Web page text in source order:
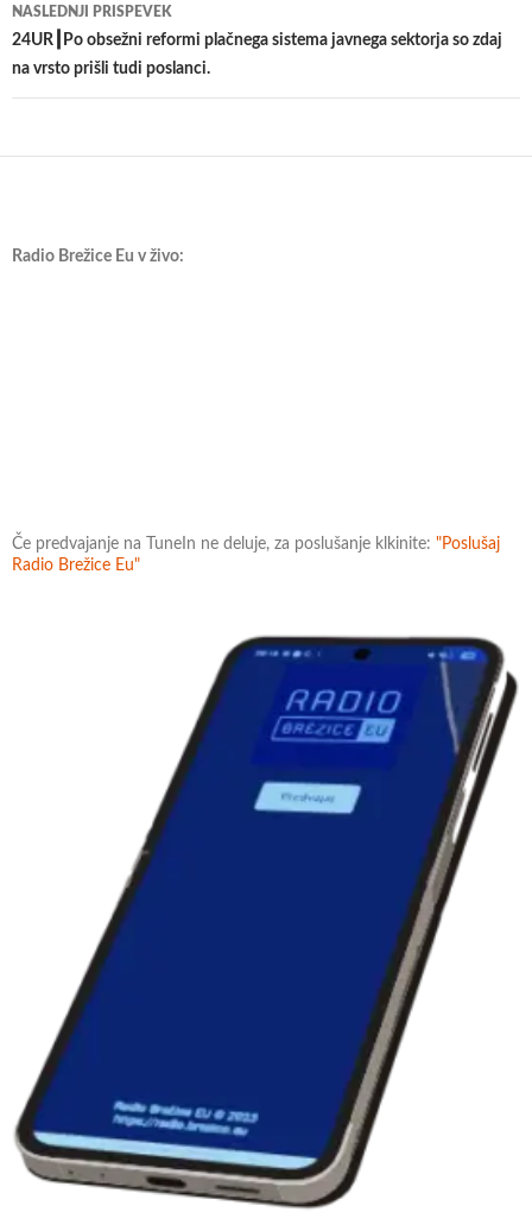
NASLEDNJI PRISPEVEK
24UR┃Po obsežni reformi plačnega sistema javnega sektorja so zdaj
na vrsto prišli tudi poslanci.
Radio Brežice Eu v živo:
Če predvajanje na TuneIn ne deluje, za poslušanje klkinite: "Poslušaj
Radio Brežice Eu"